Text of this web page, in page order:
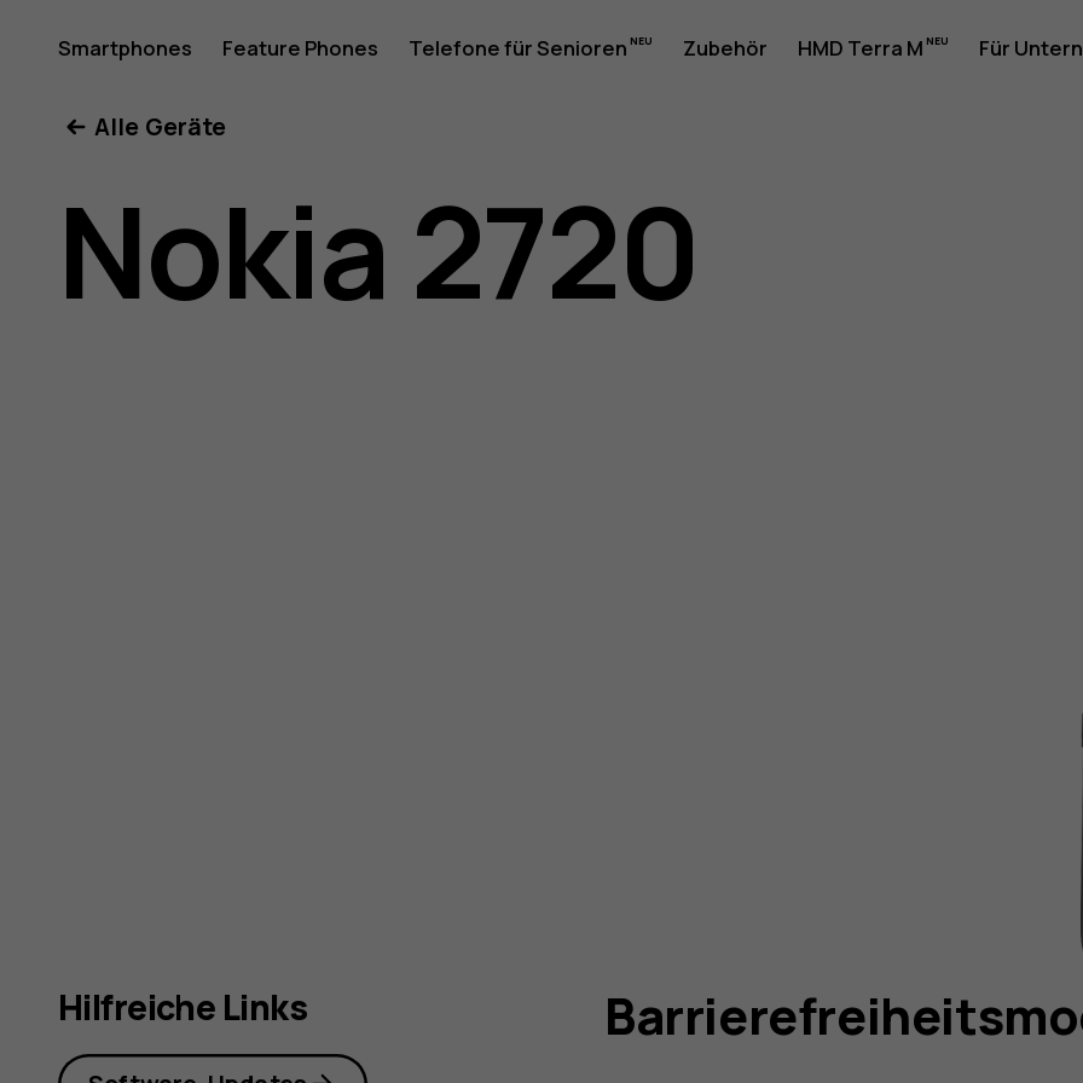
Nokia 2720-
Smartphones Feature Phones Telefone für Senioren Zubehör HMD Terra M Für
Alle Geräte
Nokia 2720
Hilfreiche Links